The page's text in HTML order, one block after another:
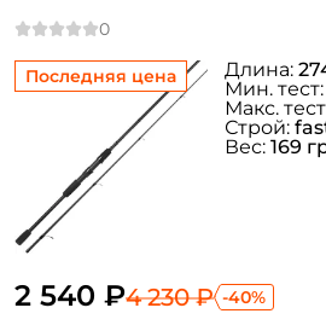
Последняя цена
2 540 ₽4 230 ₽ -40%
Длина:
Мин. тест:
Макс.
Строй:
Вес: 169
Повторите пароль: *
Заполняя данную форму вы
персональных данных
Создать